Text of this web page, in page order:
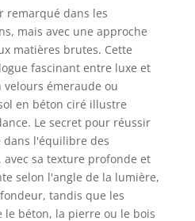
remarqué dans les
mais avec une approche
matières brutes. Cette
fascinant entre luxe et
émeraude ou
en béton ciré illustre
Le secret pour réussir
dans l'équilibre des
sa texture profonde et
selon l'angle de la lumière,
tandis que les
le béton, la pierre ou le bois